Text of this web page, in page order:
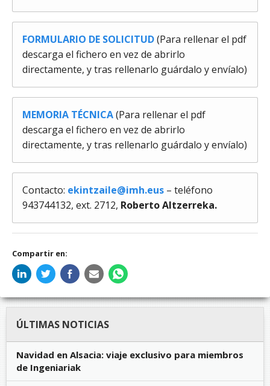
FORMULARIO DE SOLICITUD(Para rellenar el pdf
descarga el fichero en vez de abrirlo
directamente, y tras rellenarlo guárdalo y envíalo)
MEMORIA TÉCNICA(Para rellenar el pdf
descarga el fichero en vez de abrirlo
directamente, y tras rellenarlo guárdalo y envíalo)
Contacto: ekintzaile@imh.eus – teléfono
943744132, ext. 2712, Roberto Altzerreka.
Compartir en:
ÚLTIMAS NOTICIAS
Navidad en Alsacia: viaje exclusivo para miembros
de Ingeniariak